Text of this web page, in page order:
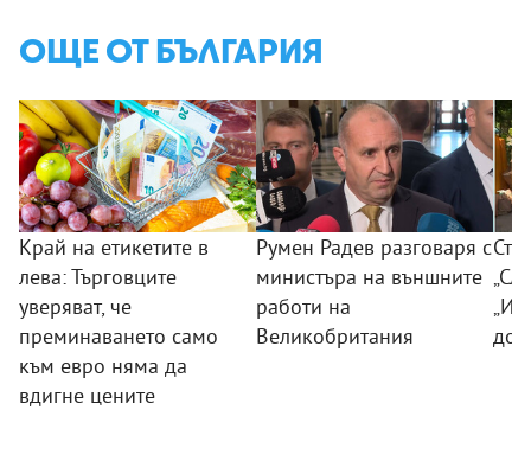
ОЩЕ ОТ БЪЛГАРИЯ
Край на етикетите в
лева: Търговците
уверяват, че
преминаването само
към евро няма да
вдигне цените
Румен Радев разговаря с
министъра на външните
работи на
Великобритания